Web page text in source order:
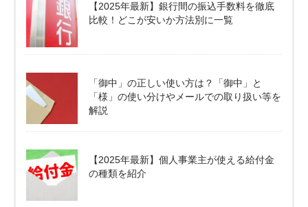
【2025年最新】銀行間の振込手数料を徹底
比較！どこが安いか方法別に一覧
「御中」の正しい使い方は？「御中」と
「様」の使い分けやメールでの取り扱い等を
解説
【2025年最新】個人事業主が使える給付金
の種類を紹介